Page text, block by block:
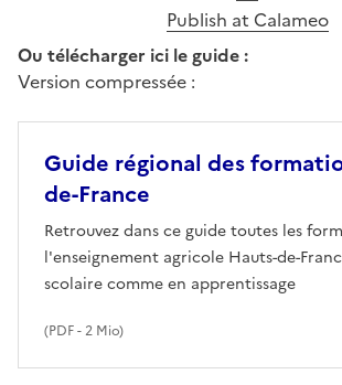
Publish at Calameo
Ou télécharger ici le guide :
Version compressée :
Guide régional des
de-France
(PDF- 2 Mio)
Retrouvez dans ce guide toutes les
l'enseignement agricole Hauts-de-
scolaire comme en apprentissage